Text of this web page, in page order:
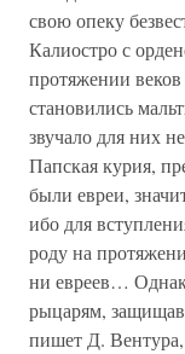
свою опеку
Калиостро с
протяжении
становились
звучало для них
Папская курия,
были евреи,
ибо для
роду на
ни евреев…
рыцарям,
пишет Д.